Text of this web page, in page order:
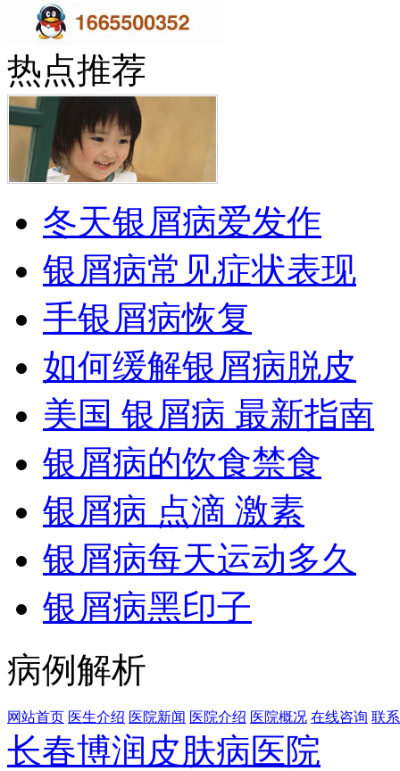
热点推荐
冬天银屑病爱发作
银屑病常见症状表现
手银屑病恢复
如何缓解银屑病脱皮
美国 银屑病 最新指南
银屑病的饮食禁食
银屑病 点滴 激素
银屑病每天运动多久
银屑病黑印子
病例解析
网站首页 医生介绍 医院新闻 医院介绍 医院概况 在线咨询 联
长春博润皮肤病医院